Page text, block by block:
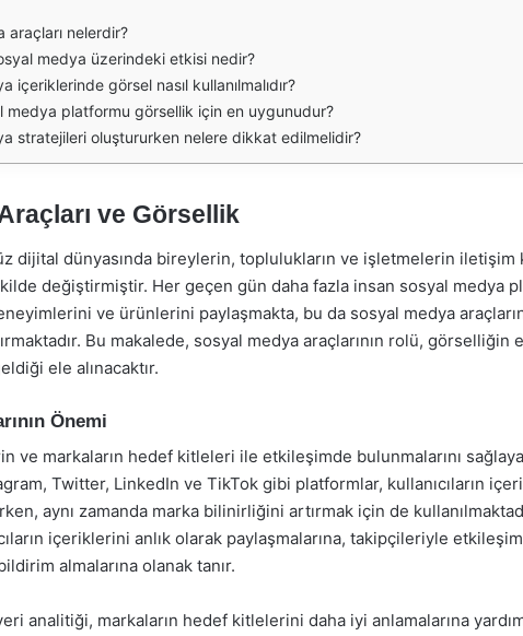
araçları nelerdir?
medya üzerindeki etkisi nedir?
içeriklerinde görsel nasıl kullanılmalıdır?
medya platformu görsellik için en uygunudur?
stratejileri oluştururken nelere dikkat edilmelidir?
ve Görsellik
dijital dünyasında bireylerin, toplulukların ve işletmelerin iletişim
değiştirmiştir. Her geçen gün daha fazla insan sosyal medya
ve ürünlerini paylaşmakta, bu da sosyal medya
Bu makalede, sosyal medya araçlarının rolü, görselliğin
ele alınacaktır.
Önemi
ve markaların hedef kitleleri ile etkileşimde bulunmalarını
Twitter, LinkedIn ve TikTok gibi platformlar, kullanıcıların
aynı zamanda marka bilinirliğini artırmak için de
içeriklerini anlık olarak paylaşmalarına, takipçileriyle
almalarına olanak tanır.
analitiği, markaların hedef kitlelerini daha iyi anlamalarına